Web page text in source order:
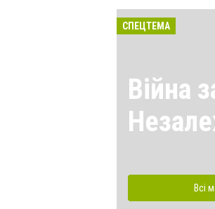
СПЕЦТЕМА
Війна
Всі